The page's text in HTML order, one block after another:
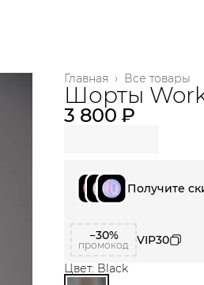
Все товары
Главная ›
Шорты
3 800 ₽
Получите
−30%
промокод
VIP30
Цвет: Black